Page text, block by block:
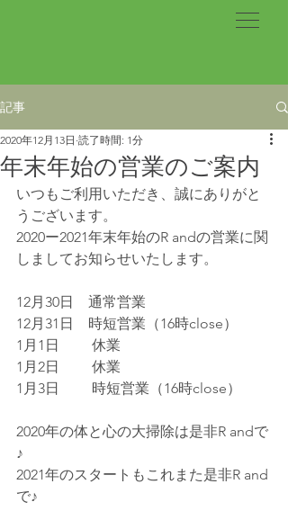
記事
年末年始の営業のご案内
2020年12月13日 読了時間: 1分
いつもご利用いただき、誠にありがと
うございます。
2020ー2021年末年始のR andの営業に関
しましてお知らせいたします。
12月30日　通常営業
12月31日　時短営業（16時close）
1月1日　　 休業
1月2日　　 休業
1月3日　　 時短営業（16時close）
2020年の体と心の大掃除は是非R andで
♪
2021年のスタートもこれまた是非R and
で♪